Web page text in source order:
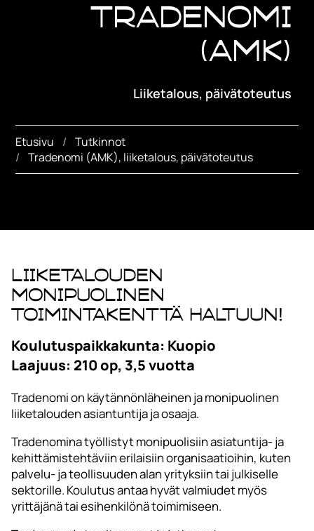
Tradenomi
(AMK)
Liiketalous, päivätoteutus
Etusivu
Tutkinnot
Tradenomi (AMK), liiketalous, päivätoteutus
Liiketalouden
monipuolinen
toimintakenttä haltuun!
Koulutuspaikkakunta: Kuopio
Laajuus: 210 op, 3,5 vuotta
Tradenomi on käytännönläheinen ja monipuolinen
liiketalouden asiantuntija ja osaaja.
Tradenomina työllistyt monipuolisiin asiatuntija- ja
kehittämistehtäviin erilaisiin organisaatioihin, kuten
palvelu- ja teollisuuden alan yrityksiin tai julkiselle
sektorille. Koulutus antaa hyvät valmiudet myös
yrittäjänä tai esihenkilönä toimimiseen.